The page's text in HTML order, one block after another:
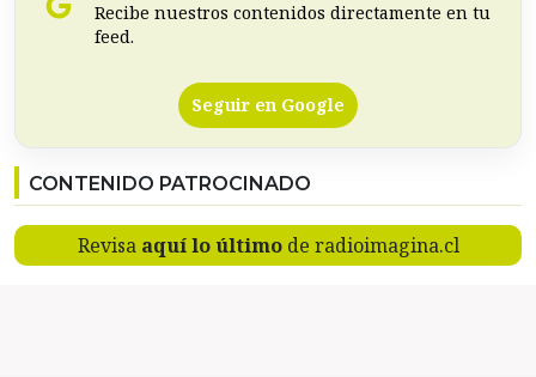
Recibe nuestros contenidos directamente en tu
feed.
Seguir en Google
CONTENIDO PATROCINADO
Revisa aquí lo últimode radioimagina.cl